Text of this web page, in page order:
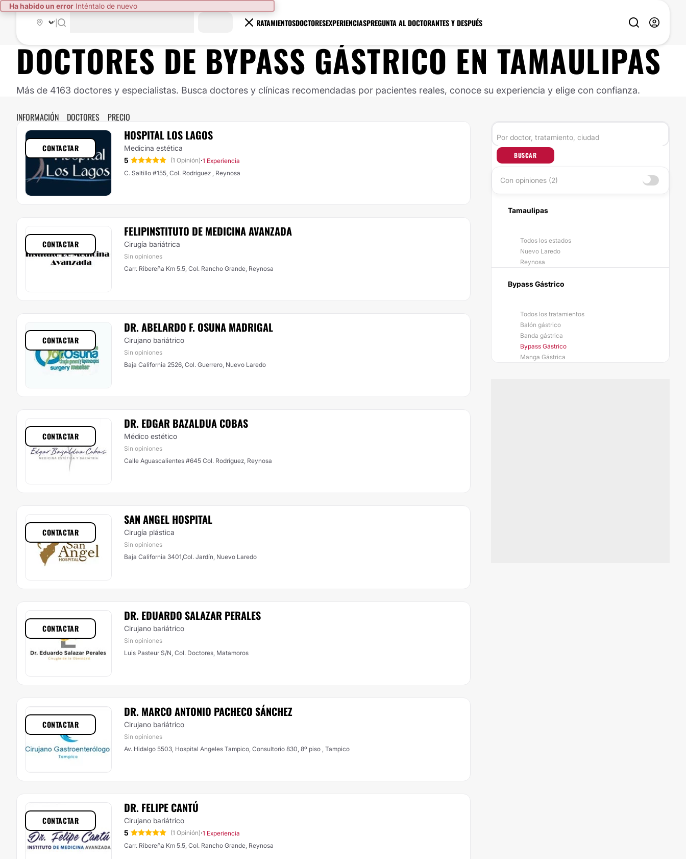
Ha habido un error Inténtalo de nuevo
TRATAMIENTOSDOCTORESEXPERIENCIASPREGUNTA AL DOCTORANTES Y DESPUÉS
DOCTORES DEBYPASS GÁSTRICOENTAMAULIPAS
Más de 4163 doctores y especialistas. Busca doctores y clínicas recomendadas por pacientes reales, conoce su experiencia y elige con confianza.
INFORMACIÓN DOCTORES PRECIO
HOSPITAL LOS LAGOS
Medicina estética
5
(1 Opinión)·1 Experiencia
C. Saltillo #155, Col. Rodríguez , Reynosa
CONTACTAR
FELIPINSTITUTO DE MEDICINA AVANZADA
Cirugía bariátrica
Sin opiniones
Carr. Ribereña Km 5.5, Col. Rancho Grande, Reynosa
CONTACTAR
DR. ABELARDO F. OSUNA MADRIGAL
Cirujano bariátrico
Sin opiniones
Baja California 2526, Col. Guerrero, Nuevo Laredo
CONTACTAR
DR. EDGAR BAZALDUA COBAS
Médico estético
Sin opiniones
Calle Aguascalientes #645 Col. Rodríguez, Reynosa
CONTACTAR
SAN ANGEL HOSPITAL
Cirugía plástica
Sin opiniones
Baja California 3401,Col. Jardín, Nuevo Laredo
CONTACTAR
DR. EDUARDO SALAZAR PERALES
Cirujano bariátrico
Sin opiniones
Luis Pasteur S/N, Col. Doctores, Matamoros
CONTACTAR
DR. MARCO ANTONIO PACHECO SÁNCHEZ
Cirujano bariátrico
Sin opiniones
Av. Hidalgo 5503, Hospital Angeles Tampico, Consultorio 830, 8º piso , Tampico
CONTACTAR
DR. FELIPE CANTÚ
Cirujano bariátrico
5
(1 Opinión)·1 Experiencia
Carr. Ribereña Km 5.5, Col. Rancho Grande, Reynosa
CONTACTAR
BUSCAR
Con opiniones (2)
Tamaulipas
Todos los estados
Nuevo Laredo
Reynosa
Bypass Gástrico
Todos los tratamientos
Balón gástrico
Banda gástrica
Bypass Gástrico
Manga Gástrica